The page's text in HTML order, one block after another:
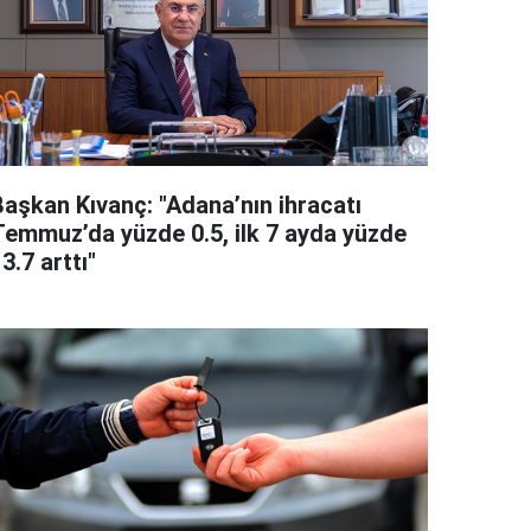
Kıvanç: "Adana’nın ihracatı
yüzde 0.5, ilk 7 ayda yüzde
arttı"